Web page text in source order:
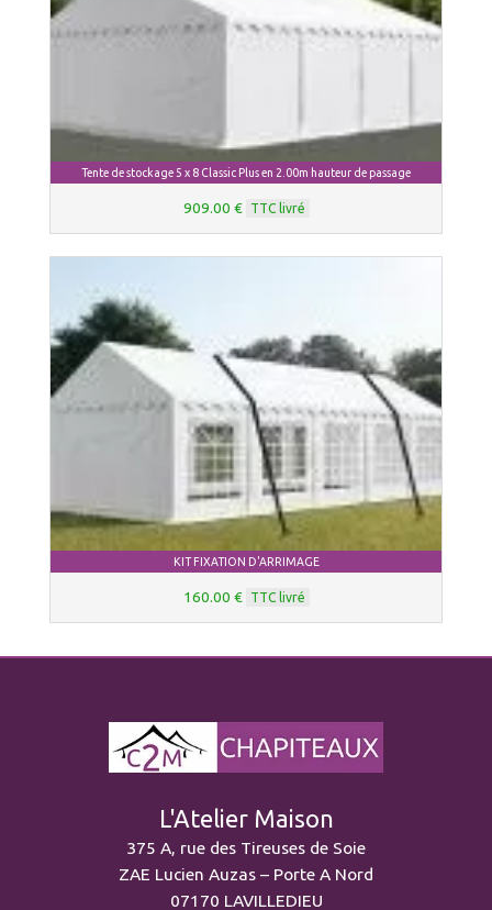
Tente de stockage 5 x 8 Classic Plus en 2.00m hauteur de passage
909.00 € TTC livré
KIT FIXATION D'ARRIMAGE
160.00 € TTC livré
L'Atelier Maison
375 A, rue des Tireuses de Soie
ZAE Lucien Auzas – Porte A Nord
07170 LAVILLEDIEU